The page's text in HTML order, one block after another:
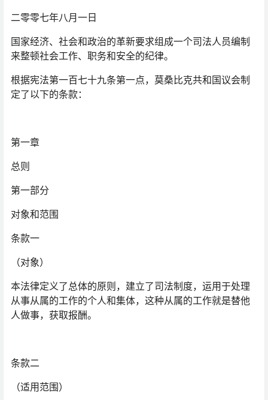
二零零七年八月一日
国家经济、社会和政治的革新要求组成一个司法人员编制
来整顿社会工作、职务和安全的纪律。
根据宪法第一百七十九条第一点，莫桑比克共和国议会制
定了以下的条款：
第一章
总则
第一部分
对象和范围
条款一
（对象）
本法律定义了总体的原则，建立了司法制度，运用于处理
从事从属的工作的个人和集体，这种从属的工作就是替他
人做事，获取报酬。
条款二
（适用范围）